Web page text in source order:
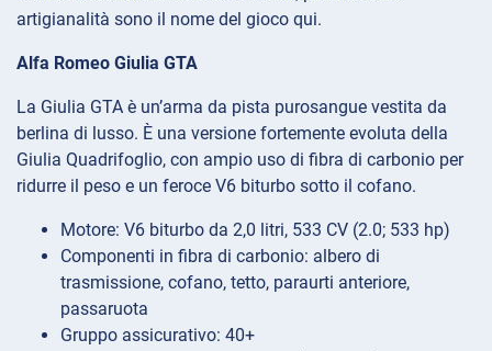
artigianalità sono il nome del gioco qui.
Alfa Romeo Giulia GTA
La Giulia GTA è un’arma da pista purosangue vestita da
berlina di lusso. È una versione fortemente evoluta della
Giulia Quadrifoglio, con ampio uso di fibra di carbonio per
ridurre il peso e un feroce V6 biturbo sotto il cofano.
Motore: V6 biturbo da 2,0 litri, 533 CV (2.0; 533 hp)
Componenti in fibra di carbonio: albero di
trasmissione, cofano, tetto, paraurti anteriore,
passaruota
Gruppo assicurativo: 40+